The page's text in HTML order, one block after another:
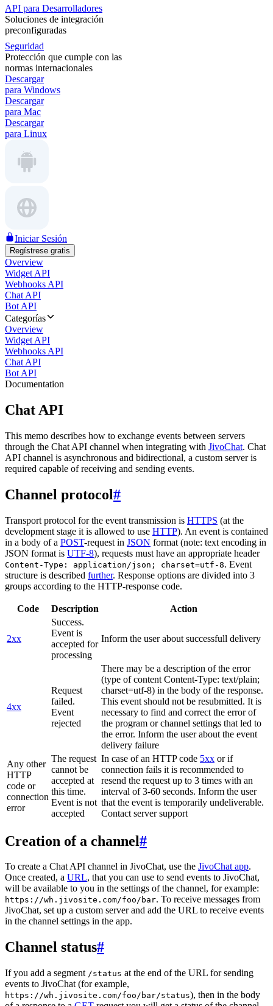
API para Desarrolladores
Soluciones de integración
preconfiguradas
Seguridad
Protección que cumple con las
normas internacionales
Descargar
para Windows
Descargar
para Mac
Descargar
para Linux
Iniciar Sesión
Regístrese gratis
Overview
Widget API
Webhooks API
Chat API
Bot API
Categorías
Overview
Widget API
Webhooks API
Chat API
Bot API
Documentation
Chat API
This memo describes how to exchange events between servers
through the Chat API channel when integrating with JivoChat. Chat
API channel is asynchronous and bidirectional, a custom server is
required capable of receiving and sending events.
Channel protocol#
Transport protocol for the event transmission is HTTPS (at the
development stage it is allowed to use HTTP). An event is contained
in a body of a POST-request in JSON format (note: text encoding in
JSON format is UTF-8), requests must have an appropriate header
Content-Type: application/json; charset=utf-8. Event
structure is described further. Response options are divided into 3
groups according to the HTTP-response code.
Code Description Action
2xx
Success.
Event is
accepted for
processing
Inform the user about successfull delivery
4xx
Request
failed.
Event
rejected
There may be a description of the error
(type of content Content-Type: text/plain;
charset=utf-8) in the body of the response.
This event should not be resubmitted. It is
necessary to find and correct the error of
the program or channel settings that led to
the error. Inform the user about the event
delivery failure
Any other
HTTP
code or
connection
error
The request
cannot be
accepted at
this time.
Event is not
accepted
In case of an HTTP code 5xx or if
connection fails it is recommended to
resend the request up to 3 times with an
interval of 3-60 seconds. Inform the user
that the event is temporarily undeliverable.
Contact server support
Creation of a channel#
To create a Chat API channel in JivoChat, use the JivoChat app.
Once created, a URL, that you can use to send events to JivoChat,
will be available to you in the settings of the channel, for example:
https://wh.jivosite.com/foo/bar. To receive messages from
JivoChat, set up a custom server and add the URL to receive events
in the channel settings in the app.
Channel status#
If you add a segment /status at the end of the URL for sending
events to JivoChat (for example,
https://wh.jivosite.com/foo/bar/status), then in the body